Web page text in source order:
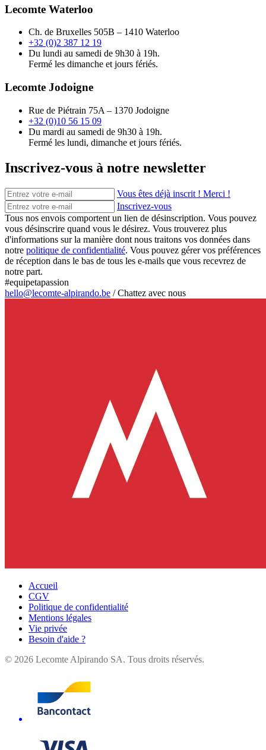
Lecomte Waterloo
Ch. de Bruxelles 505B – 1410 Waterloo
+32 (0)2 387 12 19
Du lundi au samedi de 9h30 à 19h.
Fermé les dimanche et jours fériés.
Lecomte Jodoigne
Rue de Piétrain 75A – 1370 Jodoigne
+32 (0)10 56 15 09
Du mardi au samedi de 9h30 à 19h.
Fermé les lundi, dimanche et jours fériés.
Inscrivez-vous à notre newsletter
Vous êtes déjà inscrit ! Merci !
Inscrivez-vous
Tous nos envois comportent un lien de désinscription. Vous pouvez
vous désinscrire quand vous le désirez. Vous trouverez plus
d'informations sur la manière dont nous traitons vos données dans
notre politique de confidentialité. Vous pouvez gérer vos préférences
de réception dans le bas de tous les e-mails que vous recevrez de
notre part.
#equipetapassion
hello@lecomte-alpirando.be /Chattez avec nous
Accueil
CGV
Politique de confidentialité
Mentions légales
Vie privée
Besoin d'aide ?
© 2026 Lecomte Alpirando SA. Tous droits réservés.